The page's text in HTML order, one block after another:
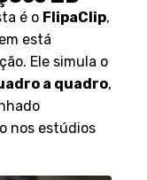
é o FlipaClip,
está
Ele simula o
a quadro,
nos estúdios